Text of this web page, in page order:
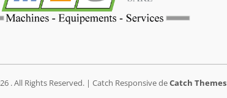
. All Rights Reserved. | Catch Responsive deCatch Themes